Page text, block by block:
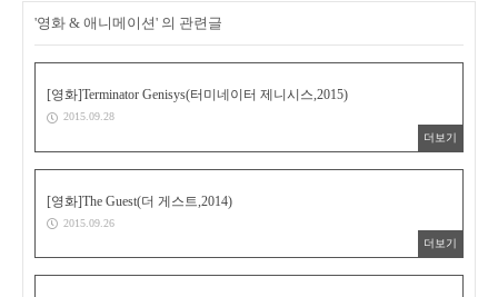
'영화 & 애니메이션' 의 관련글
[영화]Terminator Genisys(터미네이터 제니시스,2015)
2015.09.28
더보기
[영화]The Guest(더 게스트,2014)
2015.09.26
더보기